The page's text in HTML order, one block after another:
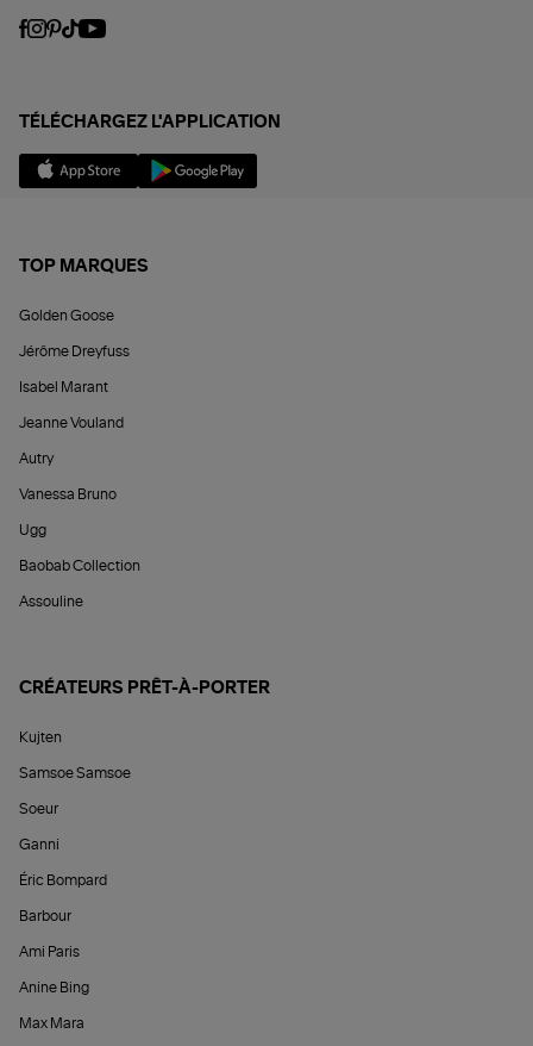
TÉLÉCHARGEZ L'APPLICATION
TOP MARQUES
Golden Goose
Jérôme Dreyfuss
Isabel Marant
Jeanne Vouland
Autry
Vanessa Bruno
Ugg
Baobab Collection
Assouline
CRÉATEURS PRÊT-À-PORTER
Kujten
Samsoe Samsoe
Soeur
Ganni
Éric Bompard
Barbour
Ami Paris
Anine Bing
Max Mara